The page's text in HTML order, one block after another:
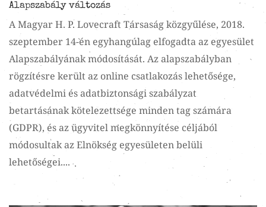
Alapszabály változás
A Magyar H. P. Lovecraft Társaság közgyűlése, 2018.
szeptember 14-én egyhangúlag elfogadta az egyesület
Alapszabályának módosítását. Az alapszabályban
rögzítésre került az online csatlakozás lehetősége,
adatvédelmi és adatbiztonsági szabályzat
betartásának kötelezettsége minden tag számára
(GDPR), és az ügyvitel megkönnyítése céljából
módosultak az Elnökség egyesületen belüli
lehetőségei....